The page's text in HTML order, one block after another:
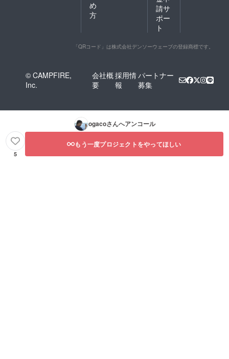
め
方
請サ
ポー
ト
「QRコード」は株式会社デンソーウェーブの登録商標です。
© CAMPFIRE,
Inc.
会社概
要
採用情
報
パートナー
募集
ogacoさんへアンコール
5
もう一度プロジェクトをやってほしい